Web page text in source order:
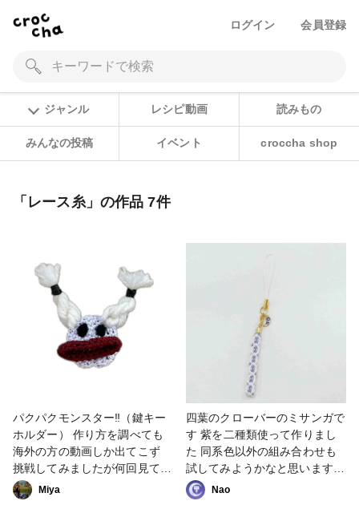
ログイン 会員登録
ジャンル レシピ動画 読みもの
みんなの投稿 イベント croccha shop
「レース糸」の作品 7件
パクパクモンスター‼️（鍵キー
ホルダー） 作り方を調べても
海外の方の動画しか出てこず
挑戦してみましたが何回見ても
わからない部分が多々あり。
なので頑張って想像で作ってみ
Miya
四葉のクローバーのミサンガで
す 紫を二種類使って作りまし
た 同系色以外の組み合わせも
試してみようかなと思います #
ミサンガ #レース糸 #ストラッ
プ #クローバー #紫
Nao